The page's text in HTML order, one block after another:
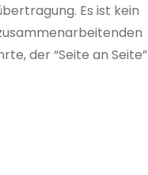
Es ist kein
der “Seite an Seite”